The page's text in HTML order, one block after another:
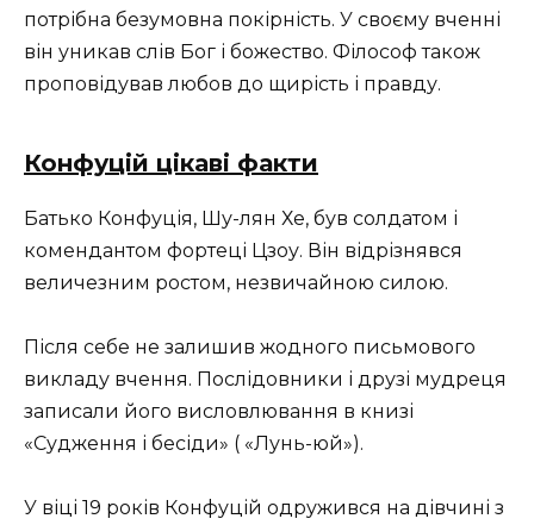
потрібна безумовна покірність. У своєму вченні
він уникав слів Бог і божество. Філософ також
проповідував любов до щирість і правду.
Конфуцій цікаві факти
Батько Конфуція, Шу-лян Хе, був солдатом і
комендантом фортеці Цзоу. Він відрізнявся
величезним ростом, незвичайною силою.
Після себе не залишив жодного письмового
викладу вчення. Послідовники і друзі мудреця
записали його висловлювання в книзі
«Судження і бесіди» ( «Лунь-юй»).
У віці 19 років Конфуцій одружився на дівчині з